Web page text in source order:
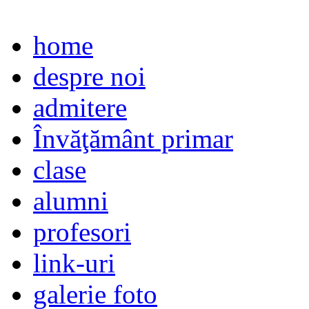
home
despre noi
admitere
Învăţământ primar
clase
alumni
profesori
link-uri
galerie foto